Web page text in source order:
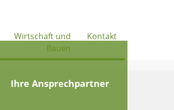
Wirtschaft und
Bauen
Kontakt
Ihre Ansprechpartner